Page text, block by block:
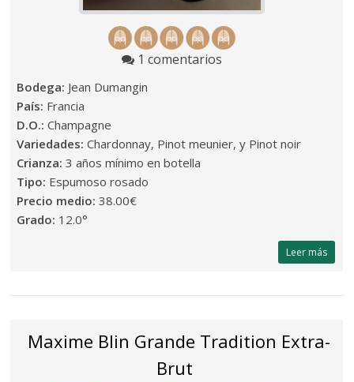
1 comentarios
Bodega: Jean Dumangin
País: Francia
D.O.:Champagne
Variedades:Chardonnay, Pinot meunier, y Pinot noir
Crianza:3 años mínimo en botella
Tipo: Espumoso rosado
Precio medio:38.00€
Grado: 12.0°
Leer más
Maxime Blin Grande Tradition Extra-
Brut